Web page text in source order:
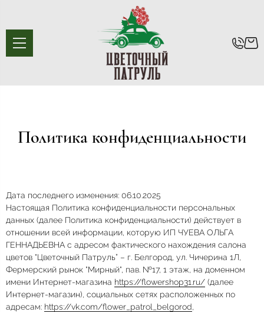
Политика конфиденциальности
Дата последнего изменения: 06.10.2025
Настоящая Политика конфиденциальности персональных
данных (далее Политика конфиденциальности) действует в
отношении всей информации, которую ИП ЧУЕВА ОЛЬГА
ГЕННАДЬЕВНА с адресом фактического нахождения салона
цветов "Цветочный Патруль” – г. Белгород, ул. Чичерина 1Л,
Фермерский рынок "Мирный", пав. №17, 1 этаж, на доменном
имени Интернет-магазина https://flowershop31.ru/ (далее
Интернет-магазин), социальных сетях расположенных по
адресам: https://vk.com/flower_patrol_belgorod,